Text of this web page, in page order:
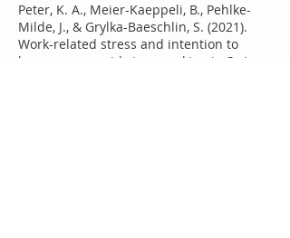
Peter, K. A., Meier-Kaeppeli, B., Pehlke-
Milde, J., & Grylka-Baeschlin, S. (2021).
Work-related stress and intention to
leave among midwives working in Swiss